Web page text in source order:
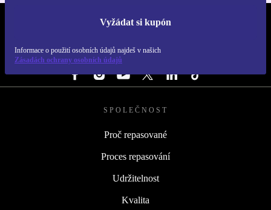
Vyžádat si kupón
Informace o použití osobních údajů najdeš v našich
Zásadách ochrany osobních údajů
REFURBED ČESKO - RETHINK NEW.
SLEDUJ NÁS
SPOLEČNOST
Proč repasované
Proces repasování
Udržitelnost
Kvalita